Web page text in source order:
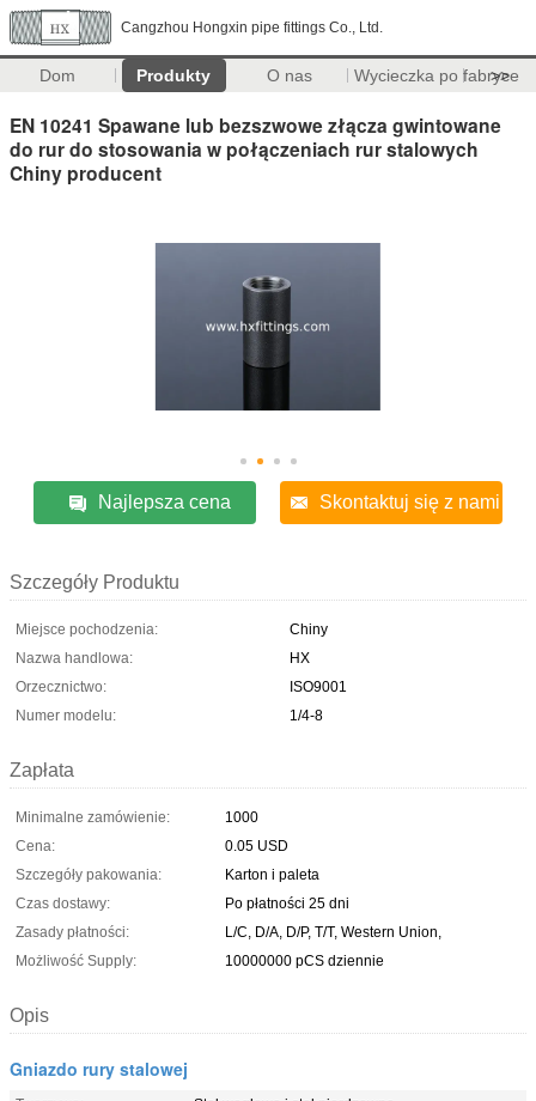
Cangzhou Hongxin pipe fittings Co., Ltd.
Dom Produkty O nas Wycieczka po fabryce
>>
EN 10241 Spawane lub bezszwowe złącza gwintowane
do rur do stosowania w połączeniach rur stalowych
Chiny producent
Najlepsza cena Skontaktuj się z nami
Szczegóły Produktu
Miejsce pochodzenia:
Chiny
Nazwa handlowa:
HX
Orzecznictwo:
ISO9001
Numer modelu:
1/4-8
Zapłata
Minimalne zamówienie:
1000
Cena:
0.05 USD
Szczegóły pakowania:
Karton i paleta
Czas dostawy:
Po płatności 25 dni
Zasady płatności:
L/C, D/A, D/P, T/T, Western Union,
Możliwość Supply:
10000000 pCS dziennie
Opis
Gniazdo rury stalowej